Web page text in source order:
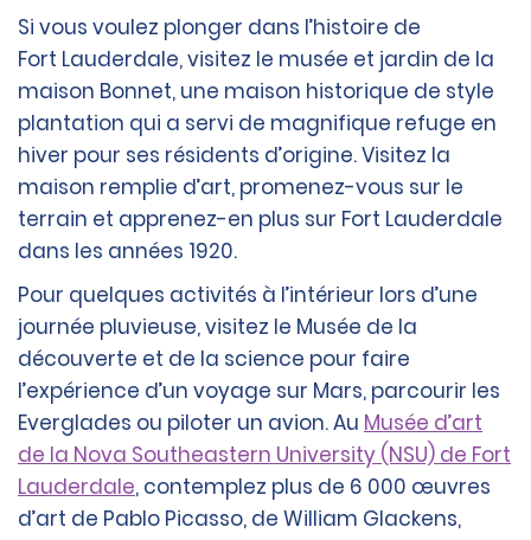
Si vous voulez plonger dans l’histoire de
Fort Lauderdale, visitez le musée et jardin de la
maison Bonnet, une maison historique de style
plantation qui a servi de magnifique refuge en
hiver pour ses résidents d’origine. Visitez la
maison remplie d’art, promenez-vous sur le
terrain et apprenez-en plus sur Fort Lauderdale
dans les années 1920.
Pour quelques activités à l’intérieur lors d’une
journée pluvieuse, visitez le Musée de la
découverte et de la science pour faire
l’expérience d’un voyage sur Mars, parcourir les
Everglades ou piloter un avion. Au Musée d’art
de la Nova Southeastern University (NSU) de Fort
Lauderdale, contemplez plus de 6 000 œuvres
d’art de Pablo Picasso, de William Glackens,